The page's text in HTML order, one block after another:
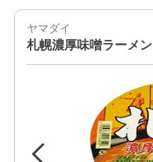
ヤマダイ
札幌濃厚味噌ラーメン